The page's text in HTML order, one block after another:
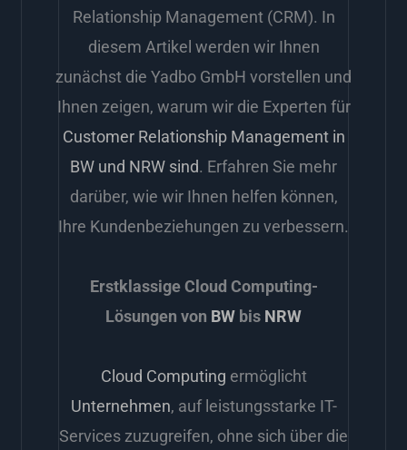
Relationship Management (CRM). In
diesem Artikel werden wir Ihnen
zunächst die Yadbo GmbH vorstellen und
Ihnen zeigen, warum wir die Experten für
Customer Relationship Management in
BW und NRW sind. Erfahren Sie mehr
darüber, wie wir Ihnen helfen können,
Ihre Kundenbeziehungen zu verbessern.
Erstklassige Cloud Computing-
Lösungen von BW bis NRW
Cloud Computing ermöglicht
Unternehmen, auf leistungsstarke IT-
Services zuzugreifen, ohne sich über die